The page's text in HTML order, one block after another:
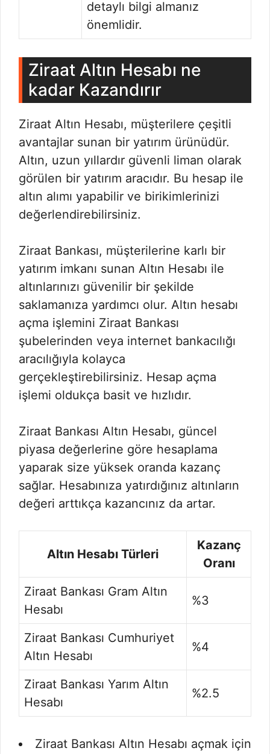
detaylı bilgi almanız
önemlidir.
Ziraat Altın Hesabı ne
kadar Kazandırır
Ziraat Altın Hesabı, müşterilere çeşitli
avantajlar sunan bir yatırım ürünüdür.
Altın, uzun yıllardır güvenli liman olarak
görülen bir yatırım aracıdır. Bu hesap ile
altın alımı yapabilir ve birikimlerinizi
değerlendirebilirsiniz.
Ziraat Bankası, müşterilerine karlı bir
yatırım imkanı sunan Altın Hesabı ile
altınlarınızı güvenilir bir şekilde
saklamanıza yardımcı olur. Altın hesabı
açma işlemini Ziraat Bankası
şubelerinden veya internet bankacılığı
aracılığıyla kolayca
gerçekleştirebilirsiniz. Hesap açma
işlemi oldukça basit ve hızlıdır.
Ziraat Bankası Altın Hesabı, güncel
piyasa değerlerine göre hesaplama
yaparak size yüksek oranda kazanç
sağlar. Hesabınıza yatırdığınız altınların
değeri arttıkça kazancınız da artar.
Altın Hesabı Türleri
Kazanç
Oranı
Ziraat Bankası Gram Altın
Hesabı
%3
Ziraat Bankası Cumhuriyet
Altın Hesabı
%4
Ziraat Bankası Yarım Altın
Hesabı
%2.5
Ziraat Bankası Altın Hesabı açmak için